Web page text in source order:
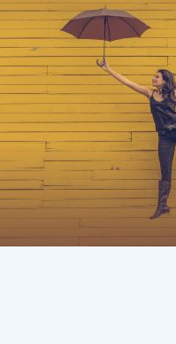
2023 2022 2021
2017 2016
2015
2011 2010 2009
2005 2004
de EuroMillones